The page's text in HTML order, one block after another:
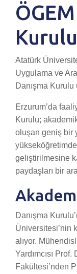
Atatürk
Uygulama ve
Danışma
Erzurum’da
Kurulu;
oluşan geniş bir
geliştirilmesine
paydaşları bir
Danışma
Üniversitesi’nin
alıyor.
Yardımcısı
Fakültesi’nden